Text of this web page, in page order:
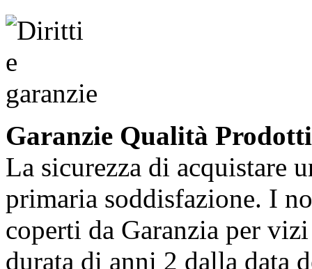
Garanzie Qualità Prodotti
La sicurezza di acquistare
primaria soddisfazione. I
coperti da Garanzia per
durata di anni 2 dalla data